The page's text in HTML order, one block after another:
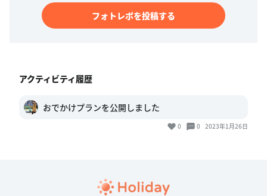
フォトレポを投稿する
アクティビティ履歴
おでかけプランを公開しました
0 0 2023年1月26日